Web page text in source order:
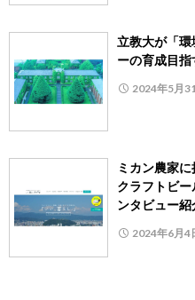
立教大が「
ーの育成目指
2024年5月
ミカン農家に
クラフトビ
ンタビュー紹
2024年6月4